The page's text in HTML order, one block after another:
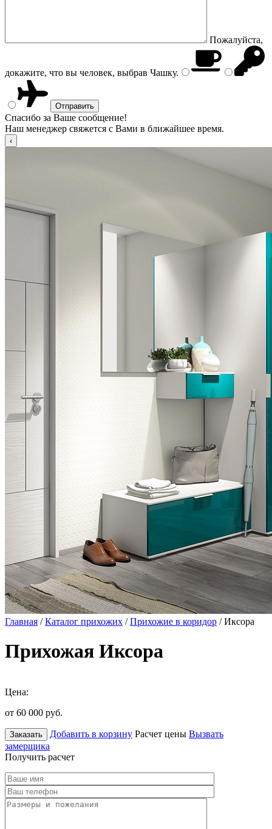
Пожалуйста,
докажите, что вы человек, выбрав Чашку.
Спасибо за Ваше сообщение!
Наш менеджер свяжется с Вами в ближайшее время.
Главная /Каталог прихожих /Прихожие в коридор / Иксора
Прихожая Иксора
Цена:
от 60 000 руб.
Заказать Добавить в корзину Расчет цены Вызвать
замерщика
Получить расчет